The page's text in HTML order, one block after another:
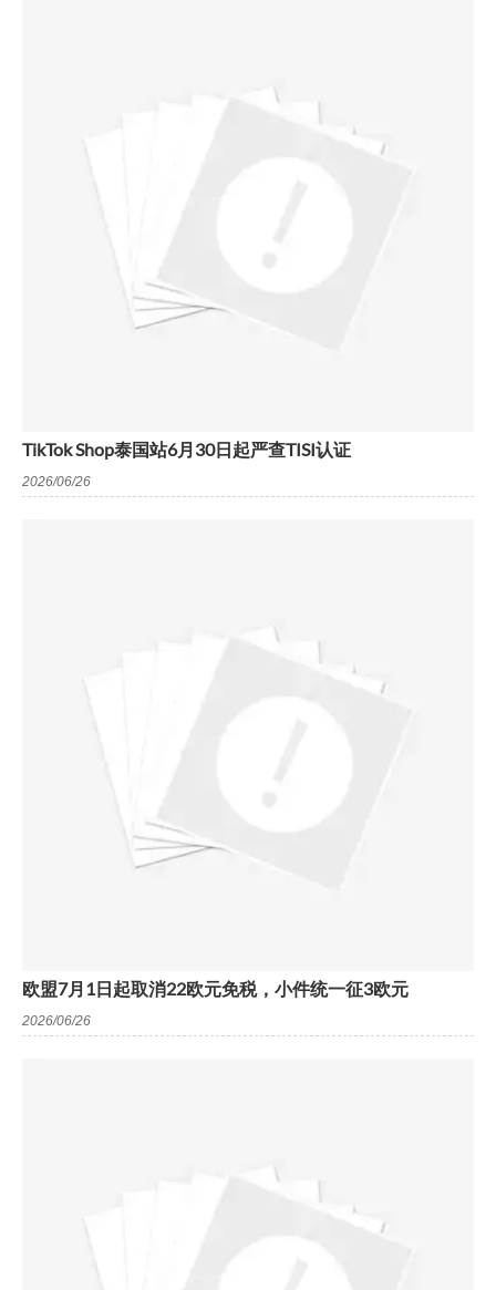
TikTok Shop泰国站6月30日起严查TISI认证
2026/06/26
欧盟7月1日起取消22欧元免税，小件统一征3欧元
2026/06/26